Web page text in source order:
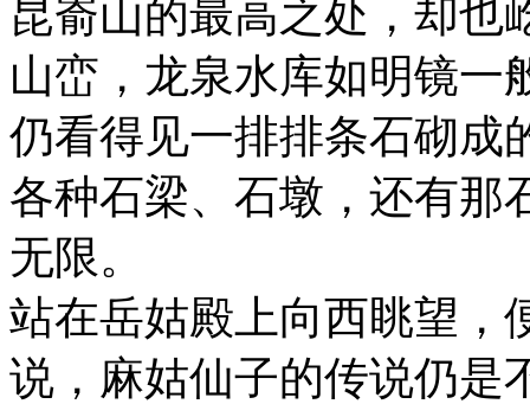
昆嵛山的最高之处，却也
山峦，龙泉水库如明镜一
仍看得见一排排条石砌成
各种石梁、石墩，还有那
无限。
站在岳姑殿上向西眺望，
说，麻姑仙子的传说仍是